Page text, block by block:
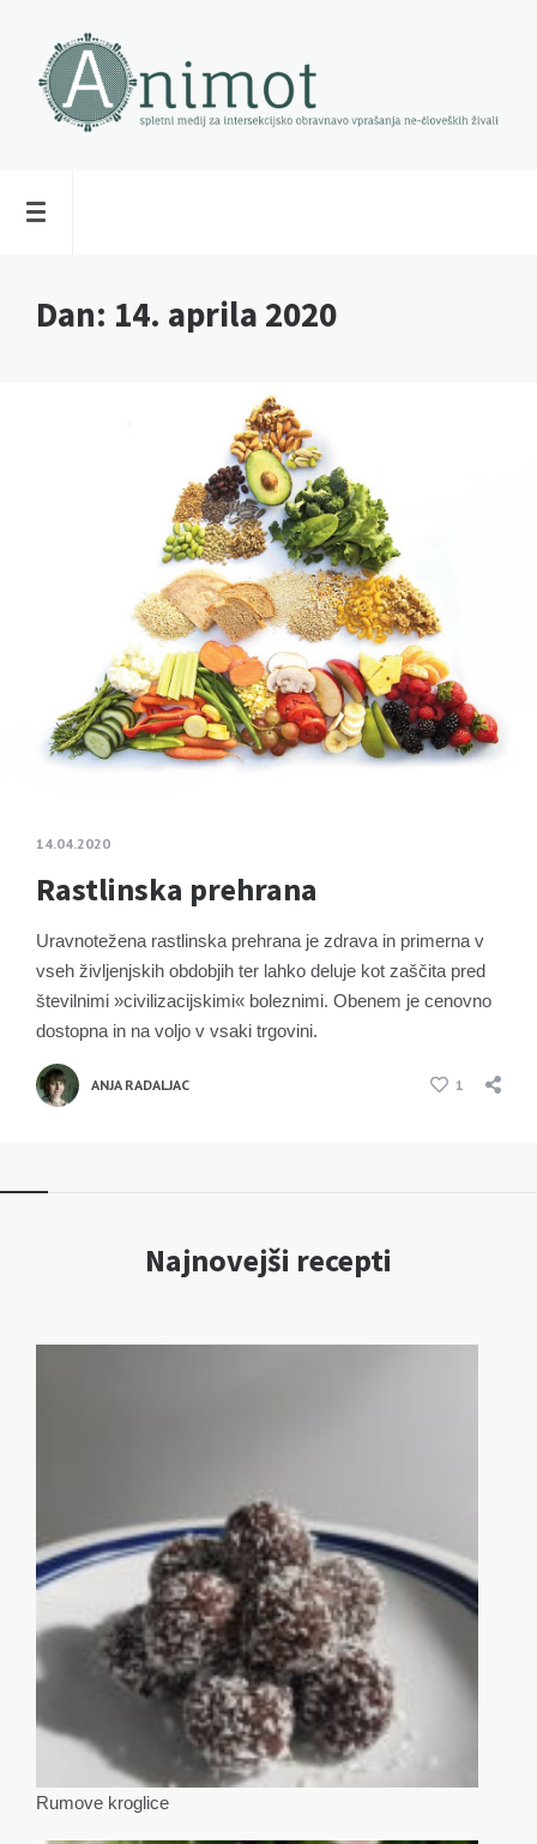
Dan: 14. aprila 2020
14.04.2020
Rastlinska prehrana
Uravnotežena rastlinska prehrana je zdrava in primerna v
vseh življenjskih obdobjih ter lahko deluje kot zaščita pred
številnimi »civilizacijskimi« boleznimi. Obenem je cenovno
dostopna in na voljo v vsaki trgovini.
ANJA RADALJAC 1
Najnovejši recepti
Rumove kroglice